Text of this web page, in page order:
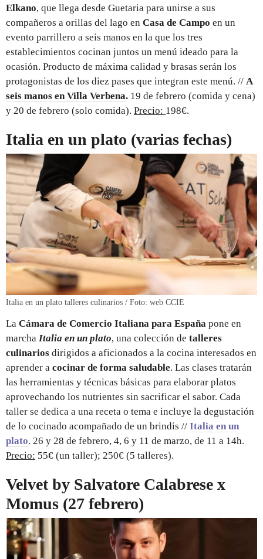
Elkano, que llega desde Guetaria para unirse a sus
compañeros a orillas del lago en Casa de Campo en un
evento parrillero a seis manos en la que los tres
establecimientos cocinan juntos un menú ideado para la
ocasión. Producto de máxima calidad y brasas serán los
protagonistas de los diez pases que integran este menú. // A
seis manos en Villa Verbena. 19 de febrero (comida y cena)
y 20 de febrero (solo comida). Precio: 198€.
Italia en un plato (varias fechas)
Italia en un plato talleres culinarios / Foto: web CCIE
La Cámara de Comercio Italiana para España pone en
marcha Italia en un plato, una colección de talleres
culinarios dirigidos a aficionados a la cocina interesados en
aprender a cocinar de forma saludable. Las clases tratarán
las herramientas y técnicas básicas para elaborar platos
aprovechando los nutrientes sin sacrificar el sabor. Cada
taller se dedica a una receta o tema e incluye la degustación
de lo cocinado acompañado de un brindis // Italia en un
plato. 26 y 28 de febrero, 4, 6 y 11 de marzo, de 11 a 14h.
Precio: 55€ (un taller); 250€ (5 talleres).
Velvet by Salvatore Calabrese x
Momus (27 febrero)